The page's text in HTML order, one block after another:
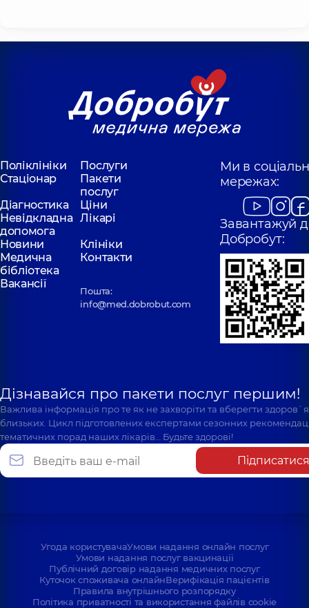
Поліклініки
Послуги
Стаціонар
Пакети
послуг
Діагностика
Ціни
Невідкладна
допомога
Лікарі
Новини
Клініки
Медична
бібліотека
Контакти
Вакансії
Пошта:
info@med.dobrobut.com
Ми в
мережах:
Завантажуй
Добробут:
Дізнавайся про пакети послуг першим!
Важлива інформація про те як не захворіти та вберегти
близьких. Цикл підготовлених експертами сезонних
тематичних порад наших лікарів… Будьте здорові!
Підписатися
Угода користувачаУмови надання онлайн послуг
Умови надання послуг вакцинації
Публічний договір надання медичних послуг
Куточок споживача онлайнВерифікація пацієнтів
Правила внутрішнього розпорядку
Політика приватності та використання файлів cookie